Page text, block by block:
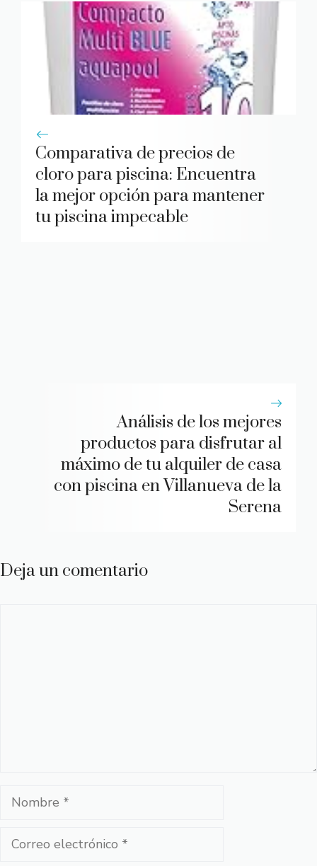
Comparativa de precios de
cloro para piscina: Encuentra
la mejor opción para mantener
tu piscina impecable
Análisis de los mejores
productos para disfrutar al
máximo de tu alquiler de casa
con piscina en Villanueva de la
Serena
Deja un comentario
Nombre
Correo